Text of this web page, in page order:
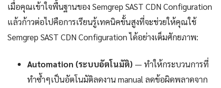
เมื่อคุณเข้าใจพื้นฐานของ Semgrep SAST CDN Configuration
แล้วก้าวต่อไปคือการเรียนรู้เทคนิคขั้นสูงที่จะช่วยให้คุณใช้
Semgrep SAST CDN Configuration ได้อย่างเต็มศักยภาพ:
Automation (ระบบอัตโนมัติ) — ทำให้กระบวนการที่
ทำซ้ำๆเป็นอัตโนมัติลดงาน manual ลดข้อผิดพลาดจาก